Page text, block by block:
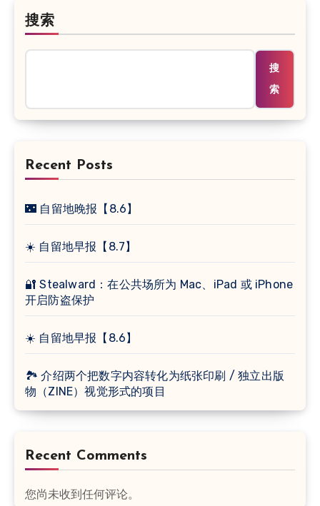
搜索
搜
索
Recent Posts
🌃 自留地晚报【8.6】
☀️ 自留地早报【8.7】
🔐 Stealward：在公共场所为 Mac、iPad 或 iPhone
开启防盗保护
☀️ 自留地早报【8.6】
🏞 介绍两个把数字内容转化为纸张印刷 / 独立出版
物（ZINE）视觉形式的项目
Recent Comments
您尚未收到任何评论。